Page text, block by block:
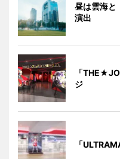
昼は雲海と
演出
「
ジ
「